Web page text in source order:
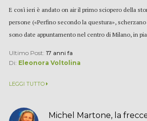
E così ieri è andato on air il primo sciopero della
persone («Perfino secondo la questura»,
sono date appuntamento nel centro di Milano, in
Ultimo Post: 17 anni fa
Di: Eleonora Voltolina
LEGGI TUTTO
Michel Martone, la